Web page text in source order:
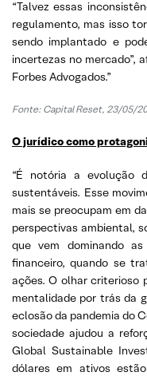
“Talvez essas
regulamento, mas isso
sendo implantado e
incertezas no mercado”,
Forbes Advogados.”
Fonte: Capital Reset, 23/05/
O jurídico como
“É notória a evolução
sustentáveis. Esse
mais se preocupam em
perspectivas ambiental,
que vem dominando
financeiro, quando se
ações. O olhar criterioso
mentalidade por trás da
eclosão da pandemia do
sociedade ajudou a
Global Sustainable
dólares em ativos